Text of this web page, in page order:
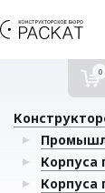
0
Корпуса
Корпуса